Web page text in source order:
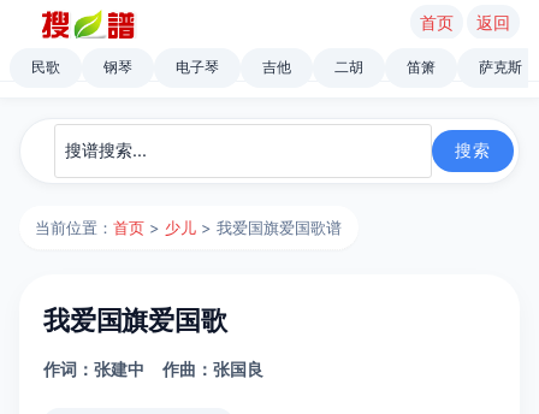
首页 返回
民歌 钢琴 电子琴 吉他 二胡 笛箫 萨克斯
当前位置：首页 > 少儿 > 我爱国旗爱国歌谱
我爱国旗爱国歌
作词：张建中 作曲：张国良